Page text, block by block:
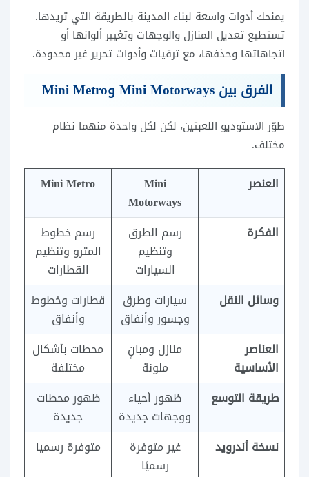
يمنحك أدوات واسعة لبناء المدينة بالطريقة التي تريدها.
تستطيع تعديل المنازل والوجهات وتغيير ألوانها أو
اتجاهاتها وحذفها، مع ترقيات وأدوات تحرير غير محدودة.
الفرق بين Mini Motorways وMini Metro
طوّر الاستوديو اللعبتين، لكن لكل واحدة منهما نظام
مختلف.
العنصر
Mini
Motorways
Mini Metro
الفكرة
رسم الطرق
وتنظيم
السيارات
رسم خطوط
المترو وتنظيم
القطارات
وسائل النقل
سيارات وطرق
وجسور وأنفاق
قطارات وخطوط
وأنفاق
العناصر
الأساسية
منازل ومبانٍ
ملونة
محطات بأشكال
مختلفة
طريقة التوسع
ظهور أحياء
ووجهات جديدة
ظهور محطات
جديدة
نسخة أندرويد
غير متوفرة
رسميًا
متوفرة رسميا